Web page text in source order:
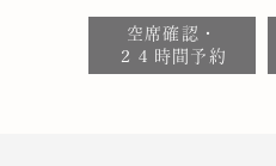
空席確認・
２４時間予約